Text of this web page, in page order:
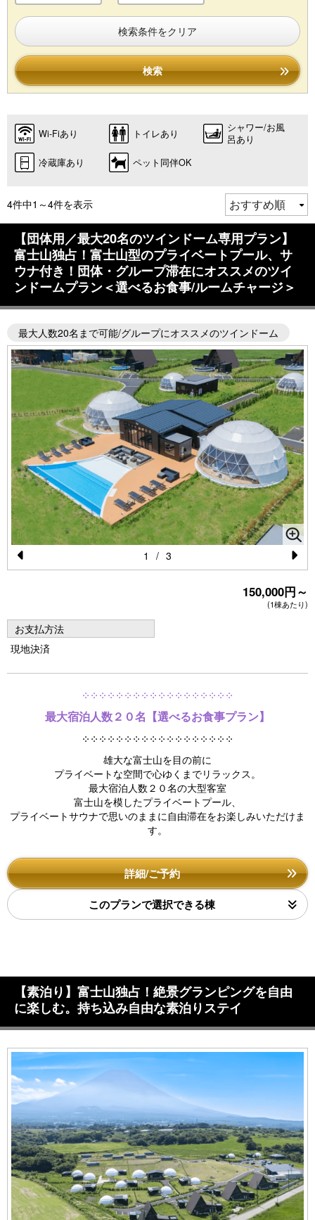
検索条件をクリア
検索
Wi-Fiあり トイレあり
シャワー/お風
呂あり
冷蔵庫あり
ペット同伴OK
4件中1～4件を表示
【団体用／最大20名のツインドーム専用プラン】
富士山独占！富士山型のプライベートプール、サ
ウナ付き！団体・グループ滞在にオススメのツイ
ンドームプラン＜選べるお食事/ルームチャージ＞
最大人数20名まで可能/グループにオススメのツインドーム
Pr
vi
o
u
s
N
e
xt
1 / 3
150,000円～
(1棟あたり)
お支払方法
現地決済
༶ ༶ ༶ ༶ ༶ ༶ ༶ ༶ ༶ ༶ ༶ ༶ ༶ ༶ ༶ ༶ ༶ ༶
最大宿泊人数２０名【選べるお食事プラン】
༶ ༶ ༶ ༶ ༶ ༶ ༶ ༶ ༶ ༶ ༶ ༶ ༶ ༶ ༶ ༶ ༶ ༶
雄大な富士山を目の前に
プライベートな空間で心ゆくまでリラックス。
最大宿泊人数２０名の大型客室
富士山を模したプライベートプール、
プライベートサウナで思いのままに自由滞在をお楽しみいただけま
す。
詳細/ご予約
このプランで選択できる棟
【素泊り】富士山独占！絶景グランピングを自由
に楽しむ。持ち込み自由な素泊りステイ